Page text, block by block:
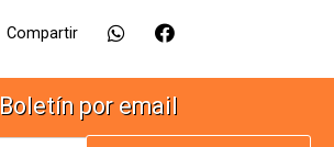
Compartir
Boletín por email